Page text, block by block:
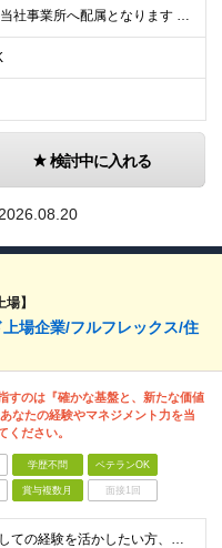
全国47都道府県の当社事業所へ配属となります ※居住地や希望の勤務先を考慮します ※リモートワークOK／転勤なし ＜本社＞ 東京都台東区浅草橋1-1-8 FP浅草橋ビル (変更の範囲)上記を除く当
検討中に入れる
2026.08.20
】
場企業/フルフレックス/住
すのは『確かな基盤と、新たな価値
なたの経験やマネジメント力を当
ください。
学歴不問 ベテランOK
賞与複数月 面接1回
≪マネージャーとしての経験を活かしたい方、キャリアアップしたい方をお待ちしています！≫ ◆学歴不問 ◆普通運転免許(AT限定可) ◆建物管理の経験が5年以上ある方 ◆管理業務主任者の資格をお持ちの方